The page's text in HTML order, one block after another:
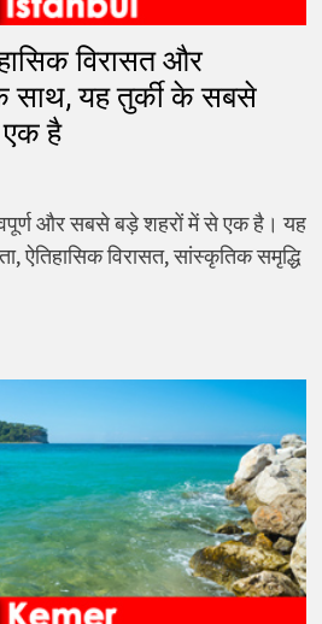
विरासत और
साथ, यह तुर्की के सबसे
एक है
और सबसे बड़े शहरों में से एक है। यह
ऐतिहासिक विरासत, सांस्कृतिक समृद्धि